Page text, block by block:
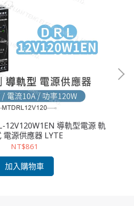
12V120W1EN 導軌型電源 軌
電源供應器 LYTE
NT$861
加入購物車